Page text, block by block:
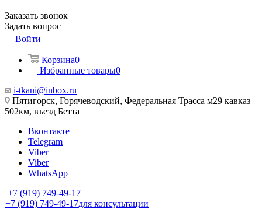
Заказать звонок
Задать вопрос
Войти
Корзина0
Избранные товары0
i-tkani@inbox.ru
Пятигорск, Горячеводский, Федеральная Трасса м29 кавказ
502км, въезд Бетта
Вконтакте
Telegram
Viber
Viber
WhatsApp
+7 (919) 749-49-17
+7 (919) 749-49-17для консультации